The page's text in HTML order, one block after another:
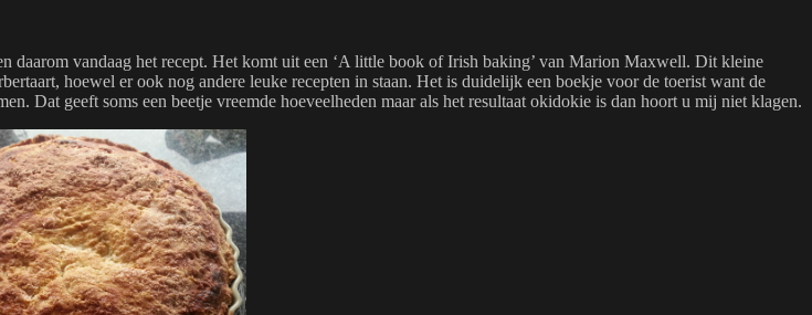
daarom vandaag het recept. Het komt uit een ‘A little book of Irish baking’ van Marion Maxwell. Dit kleine
hoewel er ook nog andere leuke recepten in staan. Het is duidelijk een boekje voor de toerist want de
Dat geeft soms een beetje vreemde hoeveelheden maar als het resultaat okidokie is dan hoort u mij niet klagen.